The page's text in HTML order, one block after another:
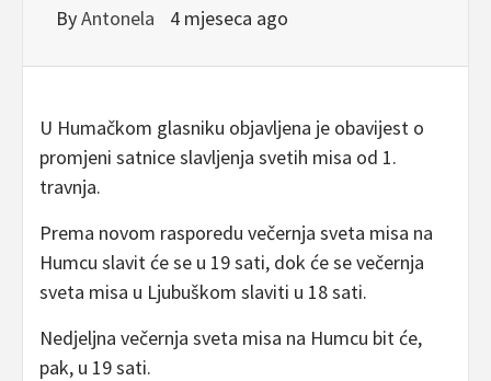
ByAntonela 4 mjeseca ago
U Humačkom glasniku objavljena je obavijest o
promjeni satnice slavljenja svetih misa od 1.
travnja.
Prema novom rasporedu večernja sveta misa na
Humcu slavit će se u 19 sati, dok će se večernja
sveta misa u Ljubuškom slaviti u 18 sati.
Nedjeljna večernja sveta misa na Humcu bit će,
pak, u 19 sati.